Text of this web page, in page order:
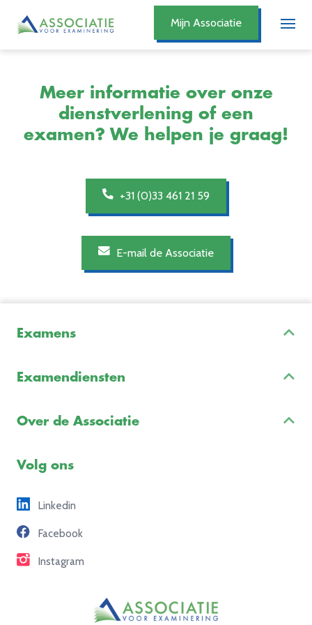
Mijn Associatie
Meer informatie over onze
dienstverlening of een
examen? We helpen je graag!
+31 (0)33 461 21 59
E-mail de Associatie
Examens
Examenreglement
Examendiensten
Over de Associatie
Freelance opdrachten
Partners
Contact
Volg ons
Linkedin
Facebook
Instagram